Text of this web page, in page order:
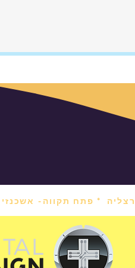
פתח תקווה- אשכנזי 1 פתח